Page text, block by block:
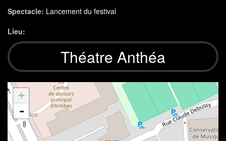
Spectacle: Lancement du festival
Lieu:
Théatre Anthéa
+
-